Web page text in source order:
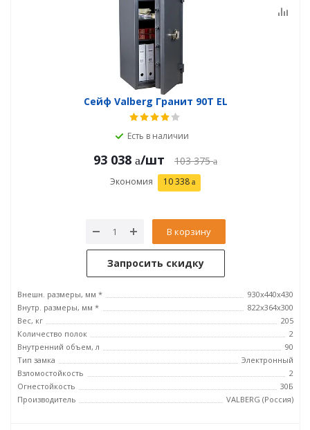
Сейф Valberg Гранит 90T EL
Есть в наличии
93 038 /шт 103 375
Экономия 10 338
В корзину
Запросить скидку
Внешн. размеры, мм *
930x440x430
Внутр. размеры, мм *
822x364x300
Вес, кг
205
Количество полок
2
Внутренний объем, л
90
Тип замка
Электронный
Взломостойкость
2
Огнестойкость
30Б
Производитель
VALBERG (Россия)